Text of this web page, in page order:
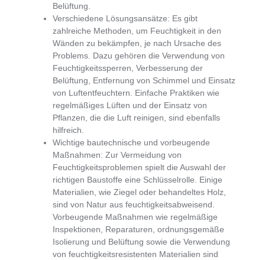
Belüftung.
Verschiedene Lösungsansätze: Es gibt
zahlreiche Methoden, um Feuchtigkeit in den
Wänden zu bekämpfen, je nach Ursache des
Problems. Dazu gehören die Verwendung von
Feuchtigkeitssperren, Verbesserung der
Belüftung, Entfernung von Schimmel und Einsatz
von Luftentfeuchtern. Einfache Praktiken wie
regelmäßiges Lüften und der Einsatz von
Pflanzen, die die Luft reinigen, sind ebenfalls
hilfreich.
Wichtige bautechnische und vorbeugende
Maßnahmen: Zur Vermeidung von
Feuchtigkeitsproblemen spielt die Auswahl der
richtigen Baustoffe eine Schlüsselrolle. Einige
Materialien, wie Ziegel oder behandeltes Holz,
sind von Natur aus feuchtigkeitsabweisend.
Vorbeugende Maßnahmen wie regelmäßige
Inspektionen, Reparaturen, ordnungsgemäße
Isolierung und Belüftung sowie die Verwendung
von feuchtigkeitsresistenten Materialien sind